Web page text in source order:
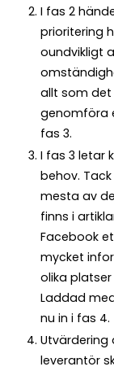
I fas 2
prioritering
oundvikligt
allt som
genomföra
fas 3.
I fas 3 letar
behov.
mesta av
finns i
Facebook
mycket
olika
Laddad
nu in i fas 4.
Utvärdering
leverantör